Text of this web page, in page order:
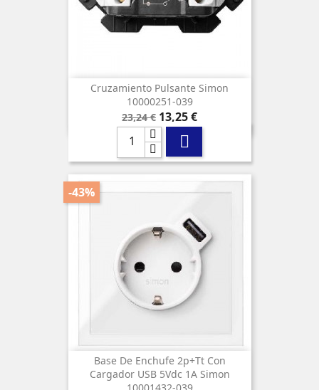
Cruzamiento Pulsante Simon
10000251-039
Precio
base
23,24 € Precio
13,25 €

Base De Enchufe 2p+tt Con
Cargador USB 5Vdc 1A Simon
-43%